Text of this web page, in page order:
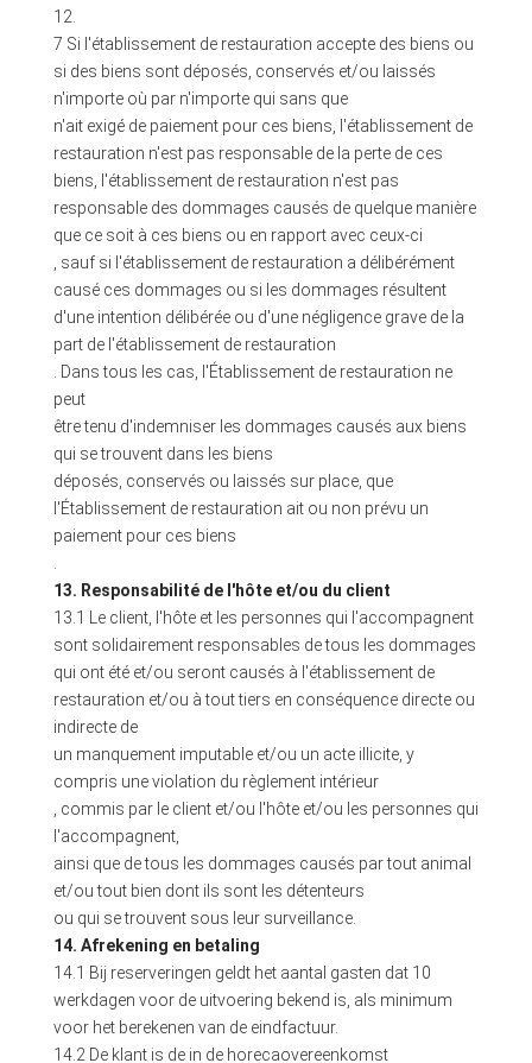
12.
7 Si l'établissement de restauration accepte des biens ou
si des biens sont déposés, conservés et/ou laissés
n'importe où par n'importe qui sans que
n'ait exigé de paiement pour ces biens, l'établissement de
restauration n'est pas responsable de la perte de ces
biens, l'établissement de restauration n'est pas
responsable des dommages causés de quelque manière
que ce soit à ces biens ou en rapport avec ceux-ci
, sauf si l'établissement de restauration a délibérément
causé ces dommages ou si les dommages résultent
d'une intention délibérée ou d'une négligence grave de la
part de l'établissement de restauration
. Dans tous les cas, l'Établissement de restauration ne
peut
être tenu d'indemniser les dommages causés aux biens
qui se trouvent dans les biens
déposés, conservés ou laissés sur place, que
l'Établissement de restauration ait ou non prévu un
paiement pour ces biens
13. Responsabilité de l'hôte et/ou du client
13.1 Le client, l'hôte et les personnes qui l'accompagnent
sont solidairement responsables de tous les dommages
qui ont été et/ou seront causés à l'établissement de
restauration et/ou à tout tiers en conséquence directe ou
indirecte de
un manquement imputable et/ou un acte illicite, y
compris une violation du règlement intérieur
, commis par le client et/ou l'hôte et/ou les personnes qui
l'accompagnent,
ainsi que de tous les dommages causés par tout animal
et/ou tout bien dont ils sont les détenteurs
ou qui se trouvent sous leur surveillance.
14. Afrekening en betaling
14.1 Bij reserveringen geldt het aantal gasten dat 10
werkdagen voor de uitvoering bekend is, als minimum
voor het berekenen van de eindfactuur.
14.2 De klant is de in de horecaovereenkomst